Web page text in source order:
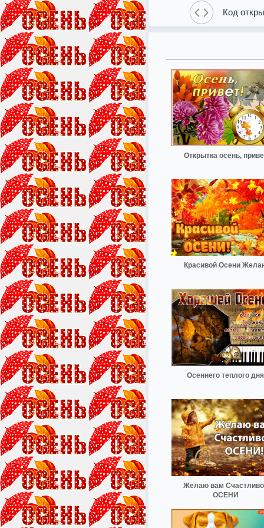
Код
Открытка осень,
Красивой Осени
Осеннего теплого дня
Желаю вам
ОСЕНИ